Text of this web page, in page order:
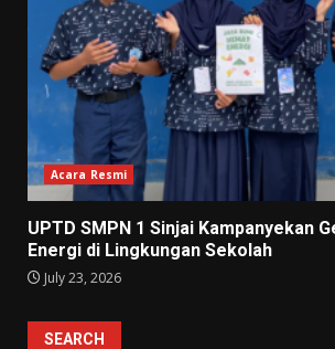
Acara Resmi
UPTD SMPN 1 Sinjai Kampanyekan
Energi di Lingkungan Sekolah
July 23, 2026
SEARCH